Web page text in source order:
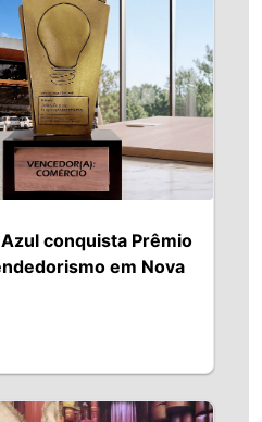
conquista Prêmio
em Nova